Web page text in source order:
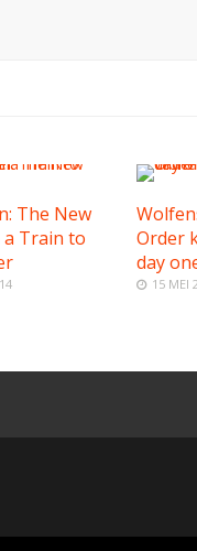
The New
a Train to
Order
day
15 MEI